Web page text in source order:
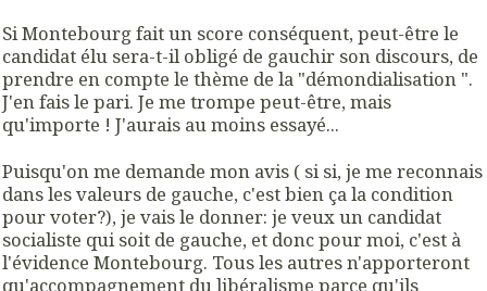
Si Montebourg fait un score conséquent, peut-être le
candidat élu sera-t-il obligé de gauchir son discours, de
prendre en compte le thème de la "démondialisation ".
J'en fais le pari. Je me trompe peut-être, mais
qu'importe ! J'aurais au moins essayé...
Puisqu'on me demande mon avis ( si si, je me reconnais
dans les valeurs de gauche, c'est bien ça la condition
pour voter?), je vais le donner: je veux un candidat
socialiste qui soit de gauche, et donc pour moi, c'est à
l'évidence Montebourg. Tous les autres n'apporteront
qu'accompagnement du libéralisme parce qu'ils